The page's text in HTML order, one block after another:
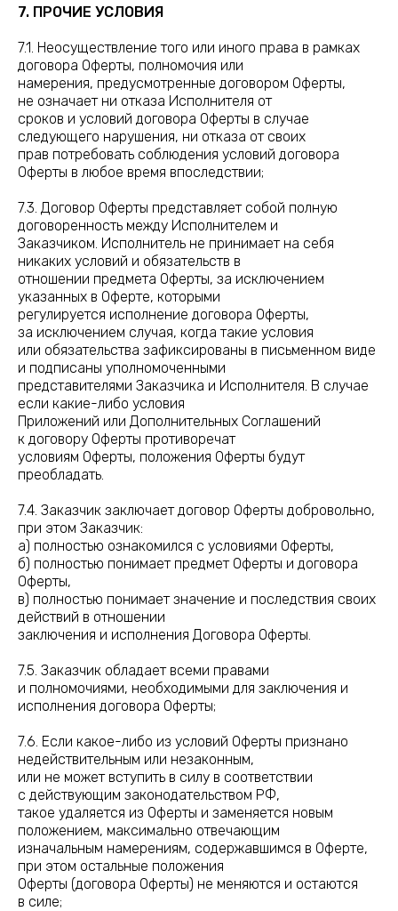
7. ПРОЧИЕ УСЛОВИЯ
7.1. Неосуществление того или иного права в рамках
договора Оферты, полномочия или
намерения, предусмотренные договором Оферты,
не означает ни отказа Исполнителя от
сроков и условий договора Оферты в случае
следующего нарушения, ни отказа от своих
прав потребовать соблюдения условий договора
Оферты в любое время впоследствии;
7.3. Договор Оферты представляет собой полную
договоренность между Исполнителем и
Заказчиком. Исполнитель не принимает на себя
никаких условий и обязательств в
отношении предмета Оферты, за исключением
указанных в Оферте, которыми
регулируется исполнение договора Оферты,
за исключением случая, когда такие условия
или обязательства зафиксированы в письменном виде
и подписаны уполномоченными
представителями Заказчика и Исполнителя. В случае
если какие-либо условия
Приложений или Дополнительных Соглашений
к договору Оферты противоречат
условиям Оферты, положения Оферты будут
преобладать.
7.4. Заказчик заключает договор Оферты добровольно,
при этом Заказчик:
а) полностью ознакомился с условиями Оферты,
б) полностью понимает предмет Оферты и договора
Оферты,
в) полностью понимает значение и последствия своих
действий в отношении
заключения и исполнения Договора Оферты.
7.5. Заказчик обладает всеми правами
и полномочиями, необходимыми для заключения и
исполнения договора Оферты;
7.6. Если какое-либо из условий Оферты признано
недействительным или незаконным,
или не может вступить в силу в соответствии
с действующим законодательством РФ,
такое удаляется из Оферты и заменяется новым
положением, максимально отвечающим
изначальным намерениям, содержавшимся в Оферте,
при этом остальные положения
Оферты (договора Оферты) не меняются и остаются
в силе;